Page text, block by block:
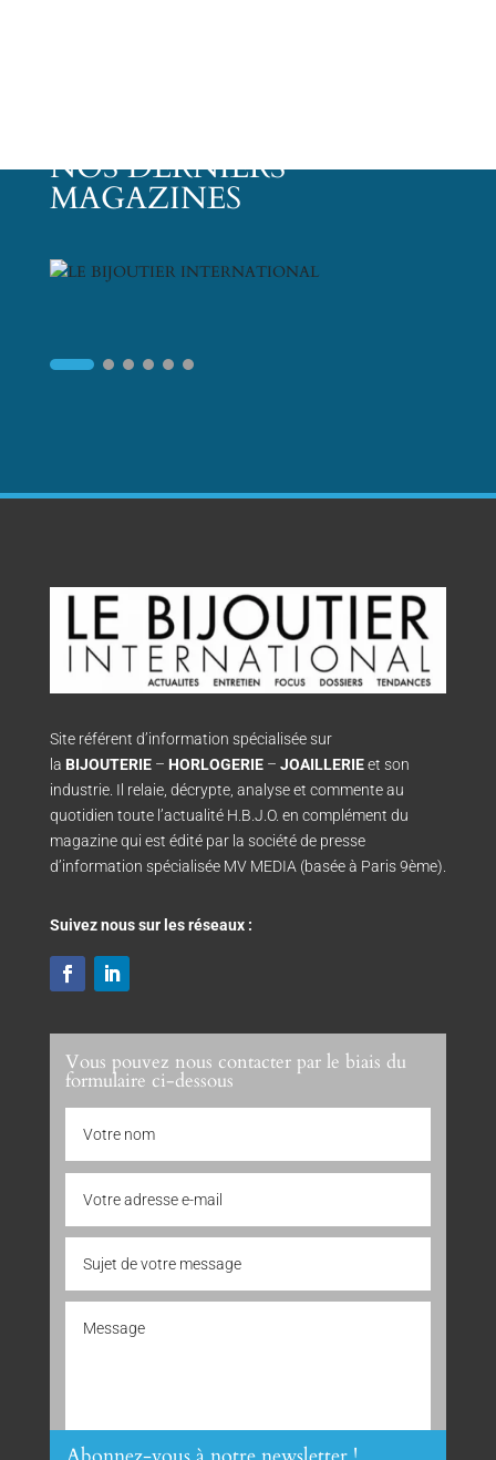
NOS DERNIERS
MAGAZINES
Site référent d’information spécialisée sur
la BIJOUTERIE– HORLOGERIE– JOAILLERIEet son
industrie. Il relaie, décrypte, analyse et commente au
quotidien toute l’actualité H.B.J.O. en complément du
magazine qui est édité par la société de presse
d’information spécialisée MV MEDIA (basée à Paris 9ème).
Suivez nous sur les réseaux :
Vous pouvez nous contacter par le biais du
formulaire ci-dessous